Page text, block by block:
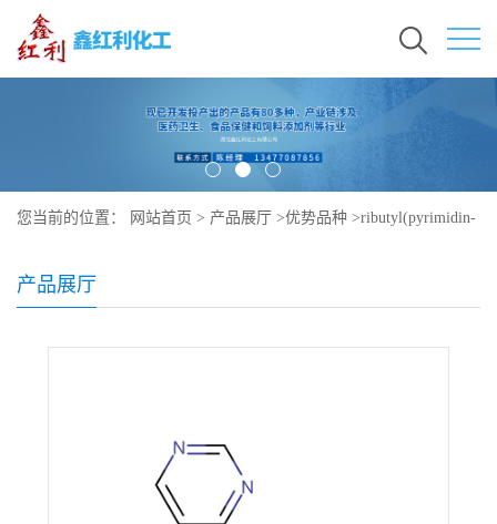
您当前的位置： 网站首页 > 产品展厅 >优势品种 >ributyl(pyrimidin-
产品展厅